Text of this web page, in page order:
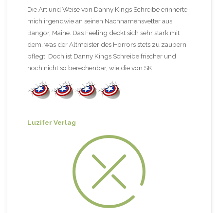
Die Art und Weise von Danny Kings Schreibe erinnerte
mich irgendwie an seinen Nachnamensvetter aus
Bangor, Maine. Das Feeling deckt sich sehr stark mit
dem, was der Altmeister des Horrors stets zu zaubern
pflegt. Doch ist Danny Kings Schreibe frischer und
noch nicht so berechenbar, wie die von SK.
Luzifer Verlag